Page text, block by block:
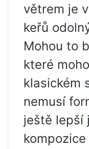
větrem je
keřů
Mohou to
které
klasickém
nemusí
ještě lepší